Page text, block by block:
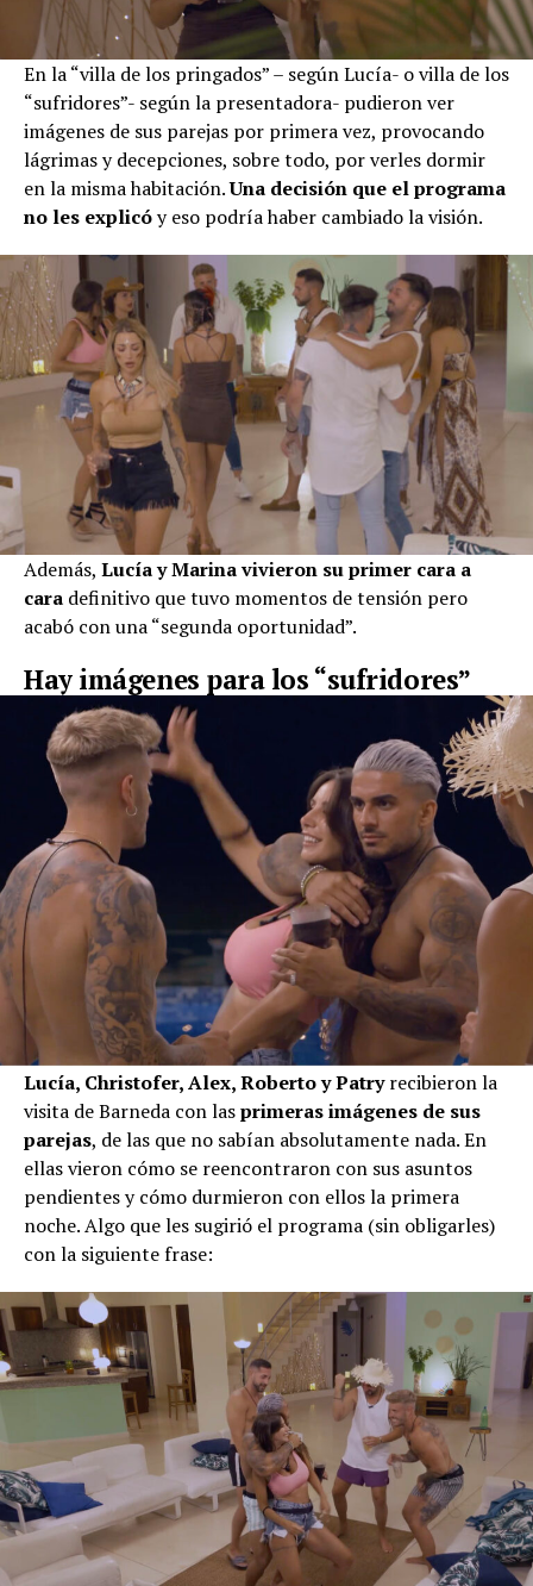
En la “villa de los pringados” – según Lucía- o villa de los
“sufridores”- según la presentadora- pudieron ver
imágenes de sus parejas por primera vez, provocando
lágrimas y decepciones, sobre todo, por verles dormir
en la misma habitación.Una decisión que el programa
no les explicóy eso podría haber cambiado la visión.
Además, Lucía y Marina vivieron su primer cara a
cara definitivo que tuvo momentos de tensión pero
acabó con una “segunda oportunidad”.
Hay imágenes para los “sufridores”
Lucía, Christofer, Alex, Roberto y Patryrecibieron la
visita de Barneda con lasprimeras imágenes de sus
parejas, de las que no sabían absolutamente nada. En
ellas vieron cómo se reencontraron con sus asuntos
pendientes y cómo durmieron con ellos la primera
noche. Algo que les sugirió el programa (sin obligarles)
con la siguiente frase: